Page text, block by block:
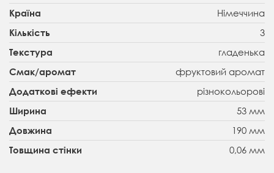
Країна Німеччина
Кількість 3
Текстура гладенька
Смак/аромат фруктовий аромат
Додаткові ефекти різнокольорові
Ширина 53 мм
Довжина 190 мм
Товщина стінки 0,06 мм